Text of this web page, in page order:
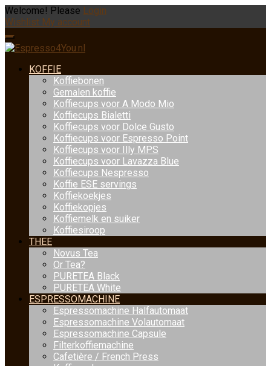
Welcome! Please Login
Wishlist My account
KOFFIE
Koffiebonen
Gemalen koffie
Koffiecups voor A Modo Mio
Koffiecups Bialetti
Koffiecups voor Dolce Gusto
Koffiecups voor Espresso Point
Koffiecups voor Illy MPS
Koffiecups voor Lavazza Blue
Koffiecups Nespresso
Koffie ESE servings
Koffiekoekjes
Koffiekopjes
Koffiemelk en suiker
Koffiesiroop
THEE
Novus Tea
Or Tea?
PURETEA Black
PURETEA White
ESPRESSOMACHINE
Espressomachine Halfautomaat
Espressomachine Volautomaat
Espressomachine Capsule
Filterkoffiemachine
Cafetière / French Press